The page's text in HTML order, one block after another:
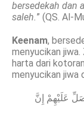
bersedekah dan
saleh.” (QS. Al-
Keenam,
menyucikan
harta dari
menyucikan jiwa
عَلَيْهِمْ إِنَّ